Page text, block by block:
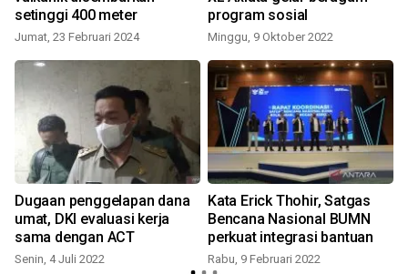
setinggi 400 meter
Jumat, 23 Februari 2024
program sosial
Minggu, 9 Oktober 2022
Dugaan penggelapan dana
umat, DKI evaluasi kerja
sama dengan ACT
Senin, 4 Juli 2022
Kata Erick Thohir, Satgas
Bencana Nasional BUMN
perkuat integrasi bantuan
Rabu, 9 Februari 2022